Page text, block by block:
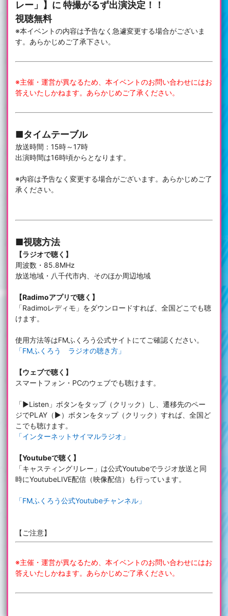
レー」】に 特撮がるず出演決定！！
視聴無料
※本イベントの内容は予告なく急遽変更する場合がございま
す。あらかじめご了承下さい。
※主催・運営が異なるため、本イベントのお問い合わせにはお
答えいたしかねます。あらかじめご了承ください。
■タイムテーブル
放送時間：15時～17時
出演時間は16時頃からとなります。
※内容は予告なく変更する場合がございます。あらかじめご了
承ください。
■視聴方法
【ラジオで聴く】
周波数・85.8MHz
放送地域・八千代市内、そのほか周辺地域
【Radimoアプリで聴く】
「Radimoレディモ」をダウンロードすれば、全国どこでも聴
けます。
使用方法等はFMふくろう公式サイトにてご確認ください。
「FMふくろう ラジオの聴き方」
【ウェブで聴く】
スマートフォン・PCのウェブでも聴けます。
「▶︎Listen」ボタンをタップ（クリック）し、遷移先のペー
ジでPLAY（▶）ボタンをタップ（クリック）すれば、全国ど
こでも聴けます。
「インターネットサイマルラジオ」
【Youtubeで聴く】
「キャスティングリレー」は公式Youtubeでラジオ放送と同
時にYoutubeLIVE配信（映像配信）も行っています。
「FMふくろう公式Youtubeチャンネル」
【ご注意】
※主催・運営が異なるため、本イベントのお問い合わせにはお
答えいたしかねます。あらかじめご了承ください。